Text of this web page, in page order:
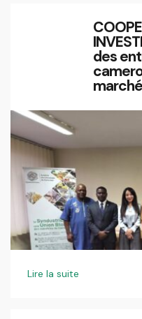
des
Lire la suite